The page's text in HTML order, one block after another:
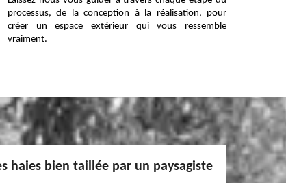
processus, de la conception à la réalisation, pour
créer un espace extérieur qui vous ressemble
vraiment.
haies bien taillée par un paysagiste